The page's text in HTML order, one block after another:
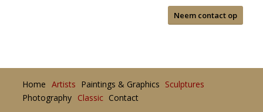
Neem contact op
Home Artists Paintings & Graphics Sculptures
Photography Classic Contact